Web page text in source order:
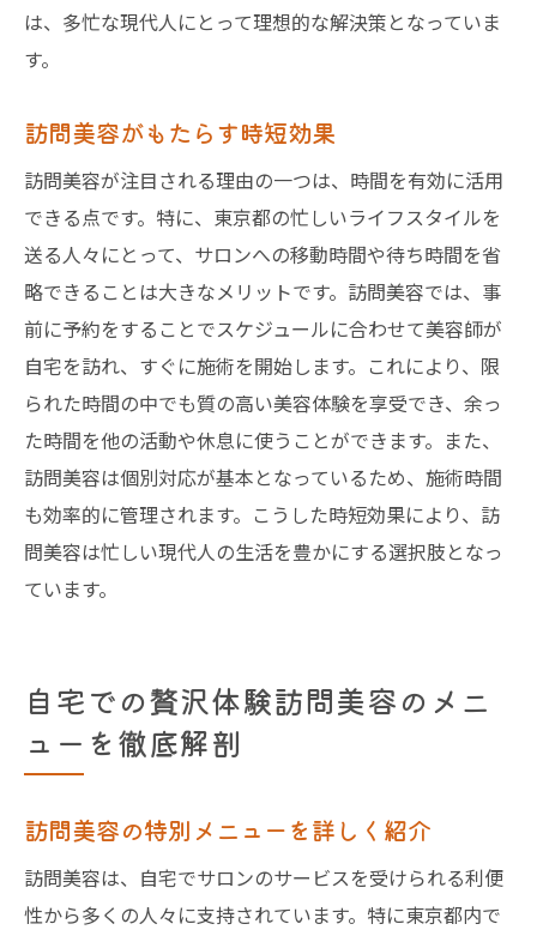
は、多忙な現代人にとって理想的な解決策となっていま
す。
訪問美容がもたらす時短効果
訪問美容が注目される理由の一つは、時間を有効に活用
できる点です。特に、東京都の忙しいライフスタイルを
送る人々にとって、サロンへの移動時間や待ち時間を省
略できることは大きなメリットです。訪問美容では、事
前に予約をすることでスケジュールに合わせて美容師が
自宅を訪れ、すぐに施術を開始します。これにより、限
られた時間の中でも質の高い美容体験を享受でき、余っ
た時間を他の活動や休息に使うことができます。また、
訪問美容は個別対応が基本となっているため、施術時間
も効率的に管理されます。こうした時短効果により、訪
問美容は忙しい現代人の生活を豊かにする選択肢となっ
ています。
自宅での贅沢体験訪問美容のメニ
ューを徹底解剖
訪問美容の特別メニューを詳しく紹介
訪問美容は、自宅でサロンのサービスを受けられる利便
性から多くの人々に支持されています。特に東京都内で